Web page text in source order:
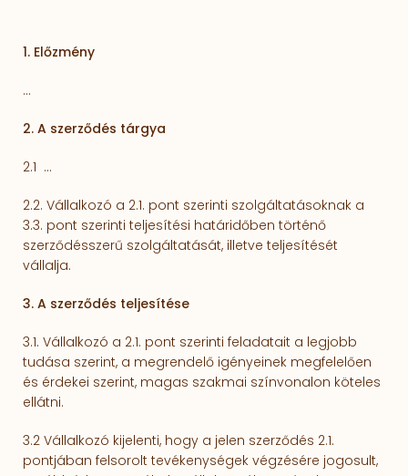
1. Előzmény
...
2. A szerződés tárgya
2.1 ...
2.2. Vállalkozó a 2.1. pont szerinti szolgáltatásoknak a
3.3. pont szerinti teljesítési határidőben történő
szerződésszerű szolgáltatását, illetve teljesítését
vállalja.
3. A szerződés teljesítése
3.1. Vállalkozó a 2.1. pont szerinti feladatait a legjobb
tudása szerint, a megrendelő igényeinek megfelelően
és érdekei szerint, magas szakmai színvonalon köteles
ellátni.
3.2 Vállalkozó kijelenti, hogy a jelen szerződés 2.1.
pontjában felsorolt tevékenységek végzésére jogosult,